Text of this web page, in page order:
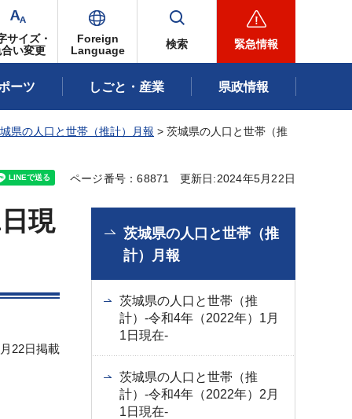
サイズ・
い変更
Foreign
Language
検索 緊急情報
ーツ しごと・産業 県政情報
県の人口と世帯（推計）月報 > 茨城県の人口と世帯（推
ページ番号：68871 更新日:2024年5月22日
現
22日掲載
茨城県の人口と世帯（推
計）月報
茨城県の人口と世帯（推
計）-令和4年（2022年）1月
1日現在-
茨城県の人口と世帯（推
計）-令和4年（2022年）2月
1日現在-